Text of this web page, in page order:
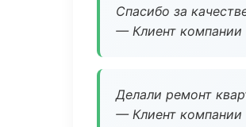
Спасибо за
— Клиент компании
Делали ремонт
— Клиент компании